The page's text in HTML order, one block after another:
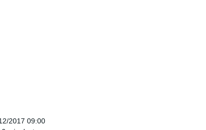
2017 09:00